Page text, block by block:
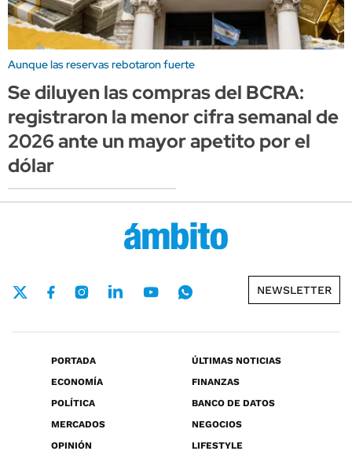
Aunque las reservas rebotaron fuerte
Se diluyen las compras del BCRA:
registraron la menor cifra semanal de
2026 ante un mayor apetito por el
dólar
NEWSLETTER
PORTADA
ÚLTIMAS NOTICIAS
ECONOMÍA
FINANZAS
POLÍTICA
BANCO DE DATOS
MERCADOS
NEGOCIOS
OPINIÓN
LIFESTYLE